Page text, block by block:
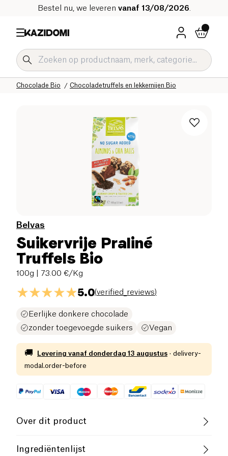
Bestel nu, we leveren vanaf 13/08/2026
Chocoladetruffels en lekkernijen Bio
Chocolade Bio
Zoetwaren Bio
Onze biologische catalogus
Home
Belvas
Suikervrije Praliné
Truffels Bio
100g | 73.00 €/Kg
5.0(verified_reviews)
Eerlijke donkere chocolade
zonder toegevoegde suikers
Vegan
🚚 Levering vanaf donderdag 13 augustus · delivery-
modal.order-before
Over dit product
Glutenvrij (ingrediënten)
Ingrediëntenlijst